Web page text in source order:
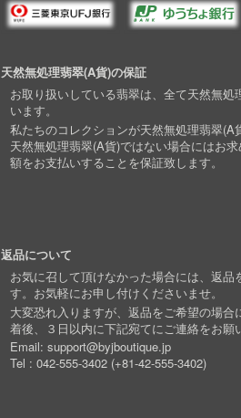
天然無処理翡翠(A貨)の保証
お取り扱いしている翡翠は、全て天然無処
います。
私たちのコレクションが天然無処理翡翠(A
天然無処理翡翠(A貨)ではない場合にはお
額をお支払いすることを保証致します。
返品について
お気に召して頂けなかった場合には、返品
す。お気軽にお申し付けくださいませ。
大変恐れ入りますが、返品をご希望の場合
着後、３日以内に下記宛てにご連絡をお願
Email: support@byjboutique.jp
Tel : 042-555-3402 (+81-42-555-3402)